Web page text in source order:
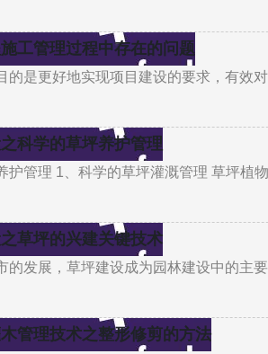
工管理过程中存在的问题
的是更好地实现项目建设的要求，有效
科学的草坪养护管理
护管理 1、科学的草坪灌溉管理 草坪植
草坪的兴建关键技术
的发展，草坪建设成为园林建设中的主
管理技术之整形修剪的方法